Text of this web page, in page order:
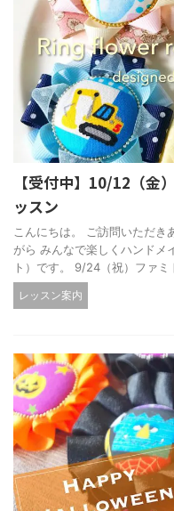
【受付中】10/12（金
ッスン
こんにちは。 ご訪問いただき
がら みんなで楽しくハンド
ト）です。 9/24（祝）ファ
レッスン案内